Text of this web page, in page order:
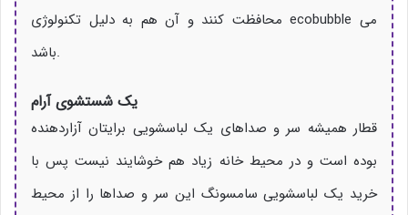
محافظت کنند و آن هم به دلیل تکنولوژی ecobubble می
باشد.
یک شستشوی آرام
قطار همیشه سر و صداهای یک لباسشویی برایتان آزاردهنده
بوده است و در محیط خانه زیاد هم خوشایند نیست پس با
خرید یک لباسشویی سامسونگ این سر و صداها را از محیط